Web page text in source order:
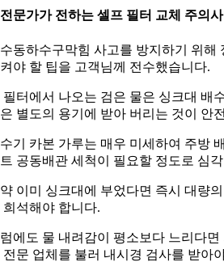
문가가 전하는 셀프 필터 교체 주의
동하수구막힘 사고를 방지하기 위해
야 할 팁을 고객님께 전수했습니다.
필터에서 나오는 검은 물은 싱크대 배
별도의 용기에 받아 버리는 것이 안
기 카본 가루는 매우 미세하여 주방
공동배관 세척이 필요할 정도로 심
이미 싱크대에 부었다면 즉시 대량
희석해야 합니다.
에도 물 내려감이 평소보다 느리다
전문 업체를 불러 내시경 검사를 받아